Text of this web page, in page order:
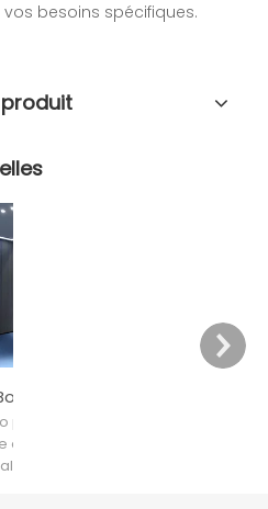
besoins spécifiques.
ont été
de 80 pays et
prend l'acoustique
élément de conception
en sélectionnant les